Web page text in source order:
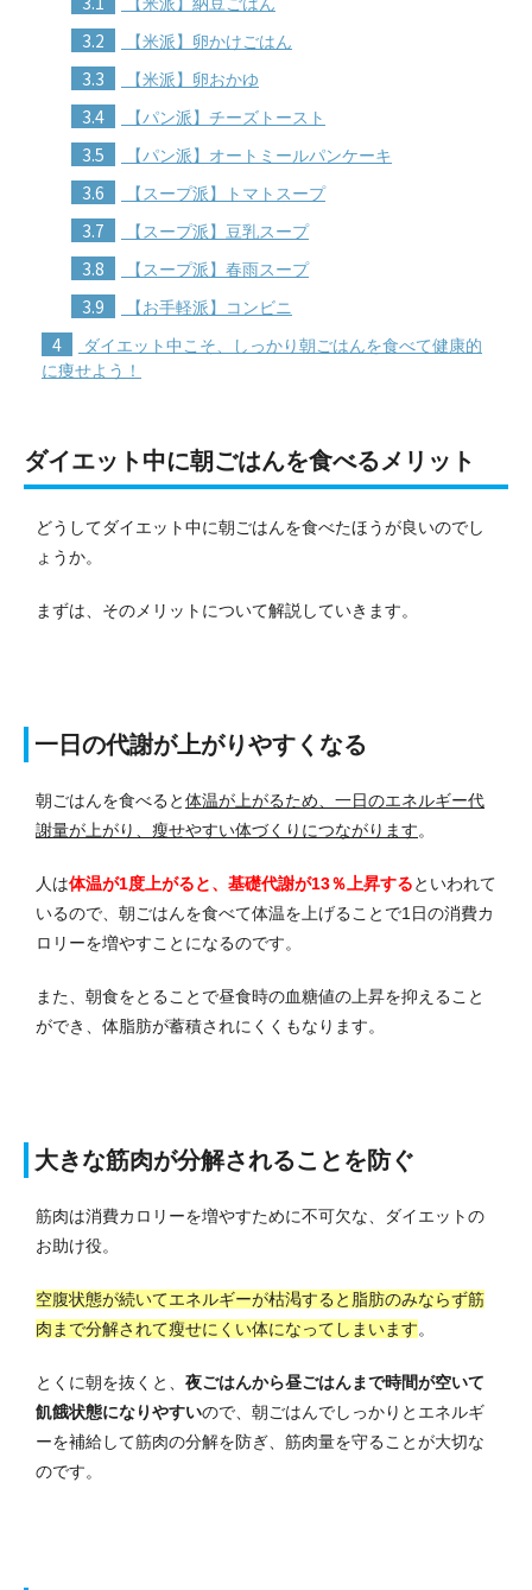
3.2 【米派】卵かけごはん
3.3 【米派】卵おかゆ
3.4 【パン派】チーズトースト
3.5 【パン派】オートミールパンケーキ
3.6 【スープ派】トマトスープ
3.7 【スープ派】豆乳スープ
3.8 【スープ派】春雨スープ
3.9 【お手軽派】コンビニ
4
ダイエット中こそ、しっかり朝ごはんを食べて健康的
に痩せよう！
ダイエット中に朝ごはんを食べるメリット
どうしてダイエット中に朝ごはんを食べたほうが良いのでし
ょうか。
まずは、そのメリットについて解説していきます。
一日の代謝が上がりやすくなる
朝ごはんを食べると体温が上がるため、一日のエネルギー代
謝量が上がり、瘦せやすい体づくりにつながります。
人は体温が1度上がると、基礎代謝が13％上昇するといわれて
いるので、朝ごはんを食べて体温を上げることで1日の消費カ
ロリーを増やすことになるのです。
また、朝食をとることで昼食時の血糖値の上昇を抑えること
ができ、体脂肪が蓄積されにくくもなります。
大きな筋肉が分解されることを防ぐ
筋肉は消費カロリーを増やすために不可欠な、ダイエットの
お助け役。
空腹状態が続いてエネルギーが枯渇すると脂肪のみならず筋
肉まで分解されて瘦せにくい体になってしまいます。
とくに朝を抜くと、 夜ごはんから昼ごはんまで時間が空いて
飢餓状態になりやすいので、朝ごはんでしっかりとエネルギ
ーを補給して筋肉の分解を防ぎ、筋肉量を守ることが大切な
のです。